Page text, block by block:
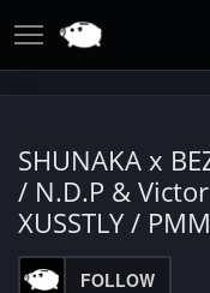
SHUNAKA x
/ N.D.P &
XUSSTLY / PMM
FOLLOW